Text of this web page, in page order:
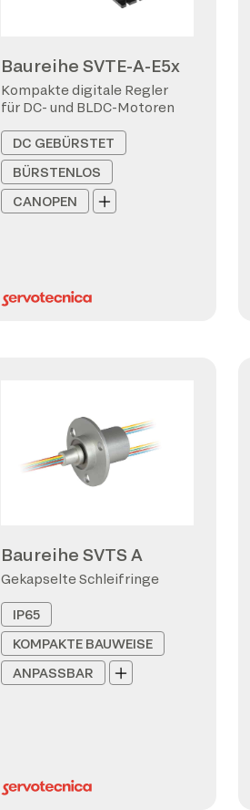
Baureihe SVTE-A-E5x
Kompakte digitale Regler
für DC- und BLDC-Motoren
DC GEBÜRSTET
BÜRSTENLOS
CANOPEN
Baureihe SVTS A
Gekapselte Schleifringe
IP65
KOMPAKTE BAUWEISE
ANPASSBAR